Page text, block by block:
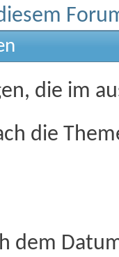
die im
die
dem